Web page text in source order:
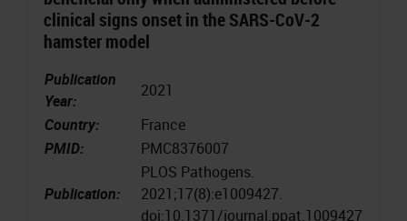
clinical signs onset in the SARS-CoV-2
hamster model
Publication
Year:
2021
Country:
France
PMID:
PMC8376007
Publication:
PLOS Pathogens.
2021;17(8):e1009427.
doi:10.1371/journal.ppat.1009427